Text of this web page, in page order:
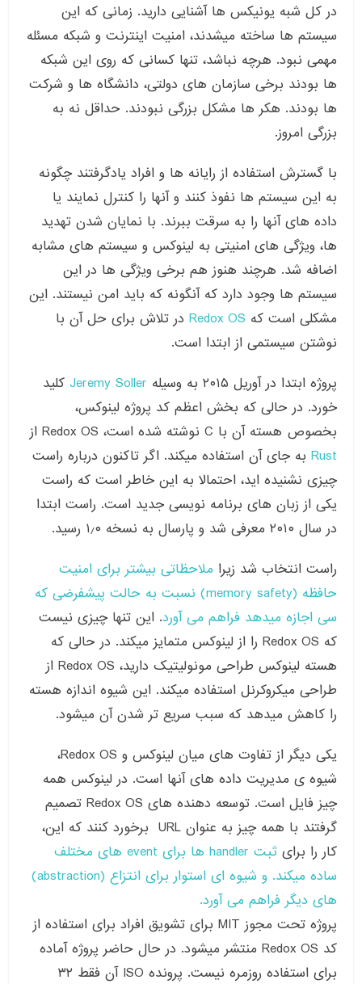
در کل شبه یونیکس ها آشنایی دارید. زمانی که این
سیستم ها ساخته میشدند، امنیت اینترنت و شبکه مسئله
مهمی نبود. هرچه نباشد، تنها کسانی که روی این شبکه
ها بودند برخی سازمان های دولتی، دانشگاه ها و شرکت
ها بودند. هکر ها مشکل بزرگی نبودند. حداقل نه به
بزرگی امروز.
با گسترش استفاده از رایانه ها و افراد یادگرفتند چگونه
به این سیستم ها نفوذ کنند و آنها را کنترل نمایند یا
داده های آنها را به سرقت ببرند. با نمایان شدن تهدید
ها، ویژگی های امنیتی به لینوکس و سیستم های مشابه
اضافه شد. هرچند هنوز هم برخی ویژگی ها در این
سیستم ها وجود دارد که آنگونه که باید امن نیستند. این
مشکلی است که Redox OS در تلاش برای حل آن با
نوشتن سیستمی از ابتدا است.
پروژه ابتدا در آوریل ۲۰۱۵ به وسیله
Jeremy Soller کلید
خورد. در حالی که بخش اعظم کد پروژه لینوکس،
بخصوص هسته آن با C نوشته شده است، Redox OS از
Rust به جای آن استفاده میکند. اگر تاکنون درباره راست
چیزی نشنیده اید، احتمالا به این خاطر است که راست
یکی از زبان های برنامه نویسی جدید است. راست ابتدا
در سال ۲۰۱۰ معرفی شد و پارسال به نسخه ۱٫۰ رسید.
راست انتخاب شد زیرا ملاحظاتی بیشتر برای امنیت
حافظه (memory safety) نسبت به حالت پیشفرضی که
سی اجازه میدهد فراهم می آورد. این تنها چیزی نیست
که Redox OS را از لینوکس متمایز میکند. در حالی که
هسته لینوکس طراحی مونولیتیک دارید، Redox OS از
طراحی میکروکرنل استفاده میکند. این شیوه اندازه هسته
را کاهش میدهد که سبب سریع تر شدن آن میشود.
یکی دیگر از تفاوت های میان لینوکس و Redox OS،
شیوه ی مدیریت داده های آنها است. در لینوکس همه
چیز فایل است. توسعه دهنده های Redox OS تصمیم
گرفتند با همه چیز به عنوان URL برخورد کنند که این،
کار را برای
ثبت handler ها برای event های مختلف
ساده میکند. و شیوه ای استوار برای انتزاع (abstraction)
های دیگر فراهم می آورد.
پروژه تحت مجوز MIT برای تشویق افراد برای استفاده از
کد Redox OS منتشر میشود. در حال حاضر پروژه آماده
برای استفاده روزمره نیست. پرونده ISO آن فقط ۳۲